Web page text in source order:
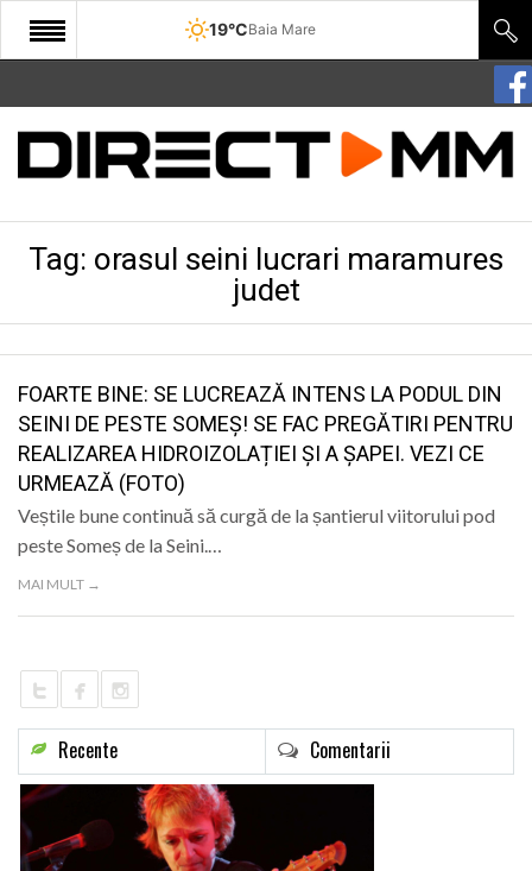
19°CBaia Mare
START
COMUNITATE
CULTURA
SANATATE
SPORT
SPECIAL
LIFE
Tag: orasul seini lucrari maramures
judet
FOARTE BINE: SE LUCREAZĂ INTENS LA PODUL DIN
SEINI DE PESTE SOMEȘ! SE FAC PREGĂTIRI PENTRU
REALIZAREA HIDROIZOLAȚIEI ȘI A ȘAPEI. VEZI CE
URMEAZĂ (FOTO)
Veștile bune continuă să curgă de la șantierul viitorului pod
peste Someș de la Seini.…
MAI MULT →
Recente Comentarii